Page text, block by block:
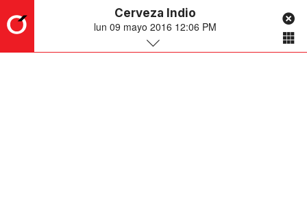
Cerveza Indio
lun 09 mayo 2016 12:06 PM